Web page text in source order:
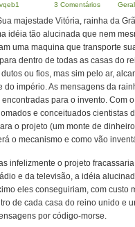
vqeb1 3 Comentários Geral
majestade Vitória, rainha da
idéia tão alucinada que nem
uma maquina que transporte
dentro de todas as casas do
ou fios, mas sim pelo ar,
do império. As mensagens da
para o invento. Com
e conceituados cientistas
o projeto (um monte de
o mecanismo e como vão
infelizmente o projeto
e da televisão, a idéia
eles conseguiriam, com custo
de cada casa do reino unido e
por código-morse.